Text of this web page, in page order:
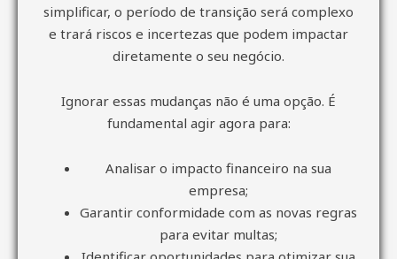
simplificar, o período de transição será complexo
e trará riscos e incertezas que podem impactar
diretamente o seu negócio.
Ignorar essas mudanças não é uma opção. É
fundamental agir agora para:
Analisar o impacto financeiro na sua
empresa;
Garantir conformidade com as novas regras
para evitar multas;